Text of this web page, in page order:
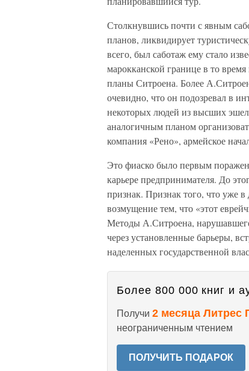
Столкнувшись почти с явным
планов, ликвидирует
всего, был саботаж ему стало
марокканской границе в то
планы Ситроена. Более
очевидно, что он подозревал в
некоторых людей из высших
аналогичным планом
компания «Рено», армейское
Это фиаско было первым
карьере предпринимателя. До
признак. Признак того, что уже
возмущение тем, что «этот
Методы А.Ситроена,
через установленные барьеры,
наделенных государственной
Более 800 000 книг и
Получи 2 месяца Литрес
неограниченным чтением
ПОЛУЧИТЬ ПОДАРОК